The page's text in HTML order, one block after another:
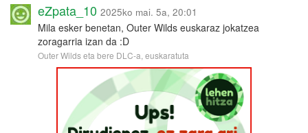
eZpata_10 2025ko mai. 5a, 20:01
Mila esker benetan, Outer Wilds euskaraz jokatzea
zoragarria izan da :D
Outer Wilds eta bere DLC-a, euskaratuta